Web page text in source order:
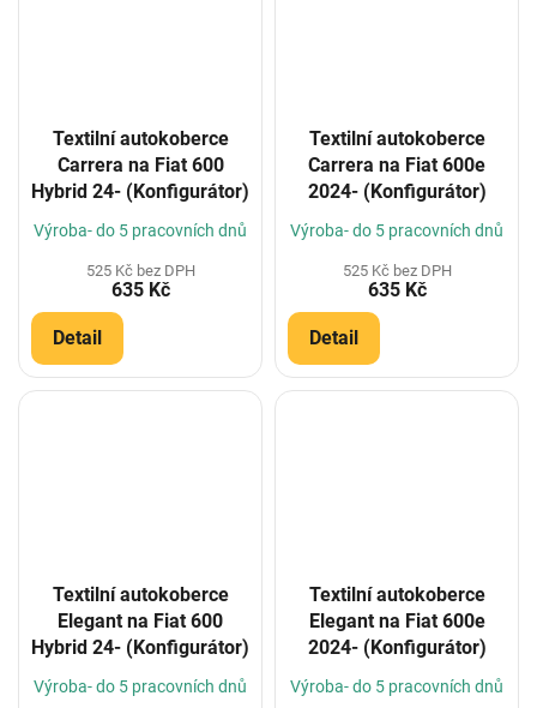
Textilní autokoberce
Carrera na Fiat 600
Hybrid 24- (Konfigurátor)
Výroba- do 5 pracovních dnů
525 Kč bez DPH
635 Kč
Detail
Textilní autokoberce
Carrera na Fiat 600e
2024- (Konfigurátor)
Výroba- do 5 pracovních dnů
525 Kč bez DPH
635 Kč
Detail
Textilní autokoberce
Elegant na Fiat 600
Hybrid 24- (Konfigurátor)
Výroba- do 5 pracovních dnů
Textilní autokoberce
Elegant na Fiat 600e
2024- (Konfigurátor)
Výroba- do 5 pracovních dnů